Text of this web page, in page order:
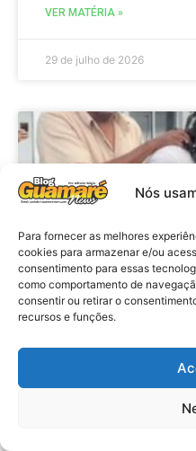
Nós
Para fornecer as melhores
cookies para armazenar e/ou
consentimento para essas
como comportamento de
consentir ou retirar o
recursos e funções.
VER MATÉRIA »
29 de julho de 2026
Policia:
matar
depoimento